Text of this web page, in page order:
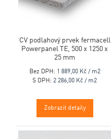
CV podlahový prvek fermacell
Powerpanel TE, 500 x 1250 x
25 mm
Bez DPH: 1 889,00 Kč / m2
S DPH: 2 286,00 Kč / m2
Zobrazit detaily